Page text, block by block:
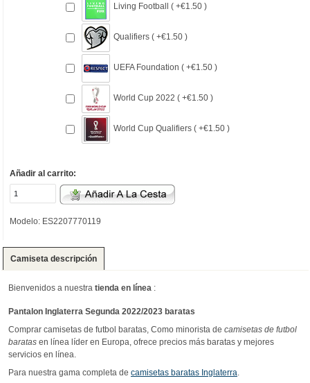
Living Football ( +€1.50 )
Qualifiers ( +€1.50 )
UEFA Foundation ( +€1.50 )
World Cup 2022 ( +€1.50 )
World Cup Qualifiers ( +€1.50 )
Añadir al carrito:
Modelo: ES2207770119
Camiseta descripción
Bienvenidos a nuestra tienda en línea :
Pantalon Inglaterra Segunda 2022/2023 baratas
Comprar camisetas de futbol baratas, Como minorista de camisetas de futbol
baratas en línea líder en Europa, ofrece precios más baratas y mejores
servicios en línea.
Para nuestra gama completa de camisetas baratas Inglaterra.